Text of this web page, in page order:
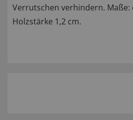
Verrutschen verhindern. Maße:
Holzstärke 1,2 cm.